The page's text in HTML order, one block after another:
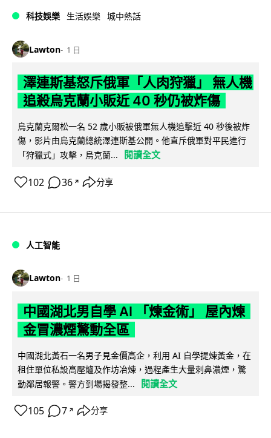
科技娛樂 生活娛樂 城中熱話
Lawton 1 日
澤連斯基怒斥俄軍「人肉狩獵」 無人機
追殺烏克蘭小販近 40 秒仍被炸傷
烏克蘭克爾松一名 52 歲小販被俄軍無人機追擊近 40 秒後被炸
傷，影片由烏克蘭總統澤連斯基公開。他直斥俄軍對平民進行
「狩獵式」攻擊，烏克蘭...
閱讀全文
102 36 ↗ 分享
人工智能
Lawton 1 日
中國湖北男自學 AI 「煉金術」 屋內煉
金冒濃煙驚動全區
中國湖北黃石一名男子見金價高企，利用 AI 自學提煉黃金，在
租住單位私設高壓爐及作坊冶煉，過程產生大量刺鼻濃煙，驚
動鄰居報警。警方到場揭發整...
閱讀全文
105 7 ↗ 分享